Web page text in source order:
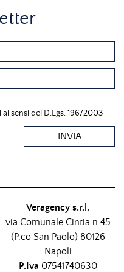
sensi del D.Lgs. 196/2003
INVIA
Veragency s.r.l.
via Comunale Cintia n.45
(P.co San Paolo) 80126
Napoli
P.Iva 07541740630